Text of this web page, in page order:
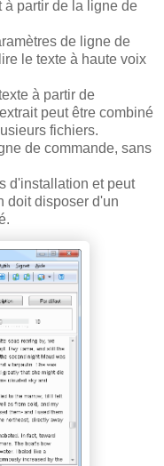
partir de la ligne de
de ligne de
le texte à haute voix
à partir de
peut être combiné
fichiers.
de commande, sans
d'installation et peut
doit disposer d'un